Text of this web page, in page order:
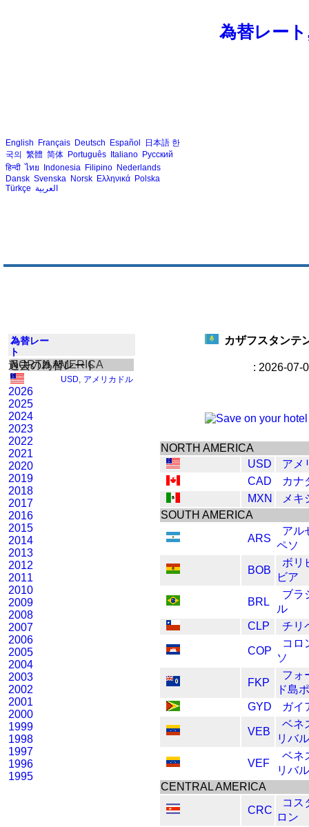
為替レー
English Français Deutsch Español 日本語 한
국의 繁體 简体 Português Italiano Русский
हिन्दी ไทย Indonesia Filipino Nederlands
Dansk Svenska Norsk Ελληνικά Polska
Türkçe العربية
為替レー
ト
NORTH AMERICA
USD アメリカドル
過去の為替レート
2026
2025
2024
2023
2022
2021
2020
2019
2018
2017
2016
2015
2014
2013
2012
2011
2010
2009
2008
2007
2006
2005
2004
2003
2002
2001
2000
1999
1998
1997
1996
1995
カザフスタンテ
: 2026-07-
NORTH AMERICA
USD
アメ
CAD
カナ
MXN
メキ
SOUTH AMERICA
ARS
アル
ペソ
BOB
ボリ
ビア
BRL
ブラ
ル
CLP
チリ
COP
コロ
ソ
FKP
フォ
ド島
GYD
ガイ
VEB
ベネ
リバル
VEF
ベネ
リバル
CENTRAL AMERICA
CRC
コス
ロン